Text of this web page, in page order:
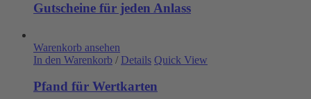
Gutscheine für jeden Anlass
Warenkorb ansehen
In den Warenkorb / Details Quick View
Pfand für Wertkarten